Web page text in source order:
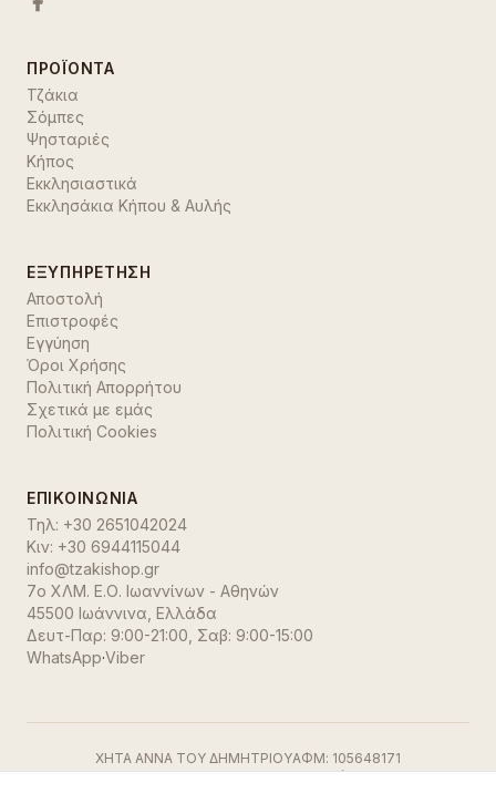
ΠΡΟΪΌΝΤΑ
Τζάκια
Σόμπες
Ψησταριές
Κήπος
Εκκλησιαστικά
Εκκλησάκια Κήπου & Αυλής
ΕΞΥΠΗΡΈΤΗΣΗ
Αποστολή
Επιστροφές
Εγγύηση
Όροι Χρήσης
Πολιτική Απορρήτου
Σχετικά με εμάς
Πολιτική Cookies
ΕΠΙΚΟΙΝΩΝΊΑ
Τηλ: +30 2651042024
Κιν: +30 6944115044
info@tzakishop.gr
7ο ΧΛΜ. Ε.Ο. Ιωαννίνων - Αθηνών
45500 Ιωάννινα Ελλάδα
Δευτ-Παρ: 9:00-21:00, Σαβ: 9:00-15:00
WhatsApp·Viber
ΧΗΤΑ ΑΝΝΑ ΤΟΥ ΔΗΜΗΤΡΙΟΥΑΦΜ: 105648171
ΓΕΜΗ:191500729000ΔΟΥ:Ιωαννίνων